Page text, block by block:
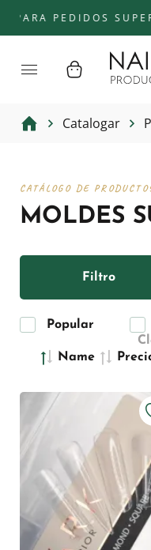
PEDIDOS
Catalogar
MOLDES
CATÁLOGO DE
Popular
Name
Filtro